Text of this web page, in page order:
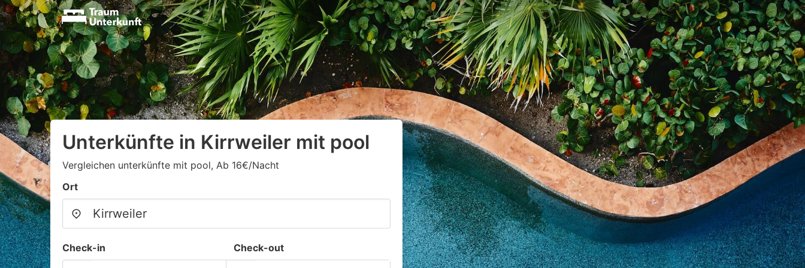
Unterkünfte in Kirrweiler mit pool
Vergleichen unterkünfte mit pool, Ab 16€/Nacht
Ort
Check-in Check-out